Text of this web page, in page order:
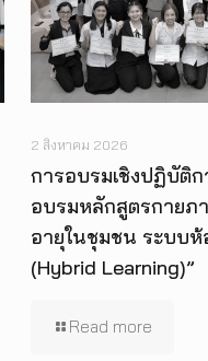
2 สิงหาคม 2026
การอบรมเชิงปฏิบัติก
อบรมหลักสูตรกายภ
อายุในชุมชน ระบบห้
(Hybrid Learning)”
Read more